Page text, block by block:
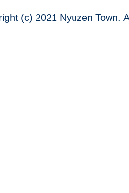
(c) 2021 Nyuzen Town.